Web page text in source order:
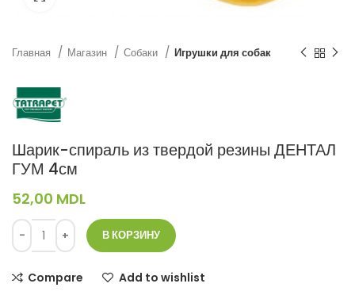
Главная Магазин Собаки Игрушки для собак
Шарик-спираль из твердой резины ДЕНТАЛ
ГУМ 4см
52,00 MDL
В КОРЗИНУ
Compare Add to wishlist